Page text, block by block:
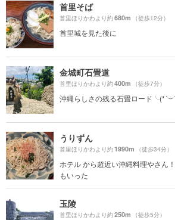
首里そば
首里ほりかわより約680m （徒歩12分）
首里城を見た後に
金城町石畳道
首里ほりかわより約400m （徒歩7分）
沖縄らしさの残る石畳ロード
うりずん
首里ほりかわより約1990m （徒歩34分）
ホテル から超近い沖縄料理やさん
もいった
玉陵
首里ほりかわより約250m （徒歩5分）